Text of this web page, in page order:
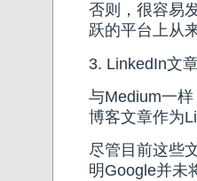
否则，很容易
跃的平台上从
3. LinkedIn文
与Medium一
博客文章作为
尽管目前这些
明Google并未